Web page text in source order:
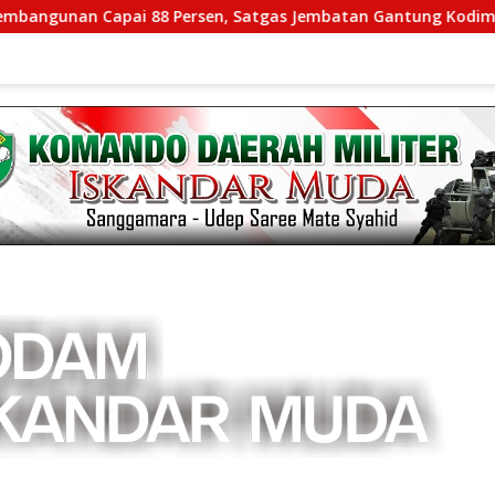
Capai 88 Persen, Satgas Jembatan Gantung Kodim 0108/